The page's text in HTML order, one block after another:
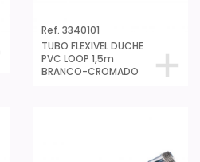
Ref. 3340101
TUBO FLEXIVEL DUCHE
PVC LOOP 1,5m
BRANCO-CROMADO